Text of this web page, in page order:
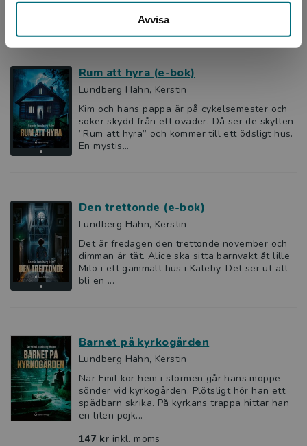
Avvisa
147 krinkl. moms
Exkl. moms: 139 kr
Rum att hyra (e-bok)
Lundberg Hahn, Kerstin
Kim och hans pappa är på cykelsemester och
söker skydd från ett oväder. Då ser de skylten
”Rum att hyra” och kommer till ett ödsligt hus.
En mystis...
Den trettonde (e-bok)
Lundberg Hahn, Kerstin
Det är fredagen den trettonde november och
dimman är tät. Alice ska sitta barnvakt åt lille
Milo i ett gammalt hus i Kaleby. Det ser ut att
bli en ...
Barnet på kyrkogården
Lundberg Hahn, Kerstin
När Emil kör hem i stormen går hans moppe
sönder vid kyrkogården. Plötsligt hör han ett
spädbarn skrika. På kyrkans trappa hittar han
en liten pojk...
147 kr inkl. moms